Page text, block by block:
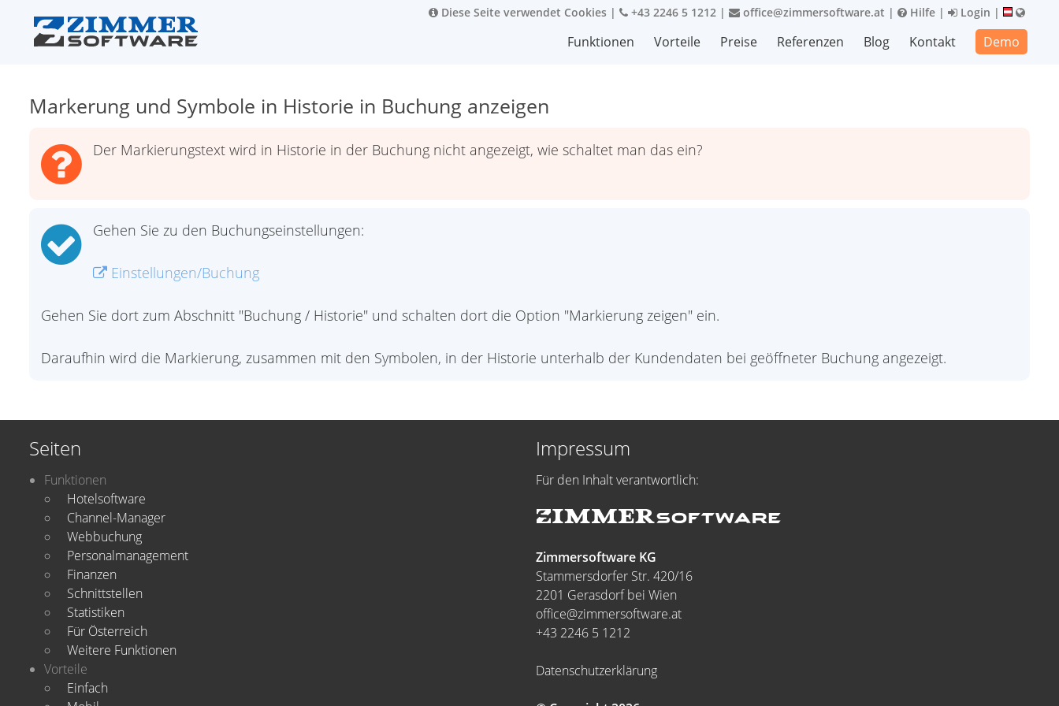
Diese Seite verwendet Cookies | +43 2246 5 1212 | office@zimmersoftware.at | Hilfe | Login |
Funktionen Vorteile Preise Referenzen Blog Kontakt Demo
Markerung und Symbole in Historie in Buchung anzeigen
Der Markierungstext wird in Historie in der Buchung nicht angezeigt, wie schaltet man das ein?
Gehen Sie zu den Buchungseinstellungen:
Einstellungen/Buchung
Gehen Sie dort zum Abschnitt "Buchung / Historie" und schalten dort die Option "Markierung zeigen" ein.
Daraufhin wird die Markierung, zusammen mit den Symbolen, in der Historie unterhalb der Kundendaten bei geöffneter Buchung angezeigt.
Seiten
Funktionen
Hotelsoftware
Channel-Manager
Webbuchung
Personalmanagement
Finanzen
Schnittstellen
Statistiken
Für Österreich
Weitere Funktionen
Vorteile
Einfach
Impressum
Für den Inhalt verantwortlich:
Zimmersoftware KG
Stammersdorfer Str. 420/16
2201 Gerasdorf bei Wien
office@zimmersoftware.at
+43 2246 5 1212
Datenschutzerklärung